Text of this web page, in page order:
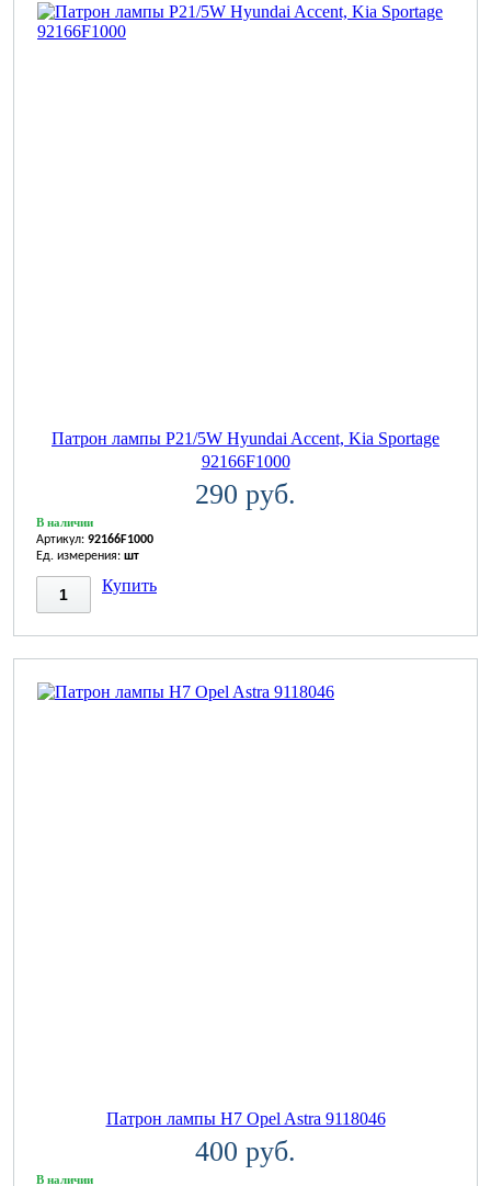
Патрон лампы P21/5W Hyundai Accent, Kia Sportage
92166F1000
290 руб.
В наличии
Артикул: 92166F1000
Ед. измерения: шт
Купить
Патрон лампы H7 Opel Astra 9118046
400 руб.
В наличии